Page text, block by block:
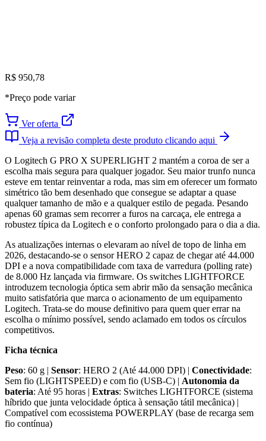
R$ 950,78
*Preço pode variar
Ver oferta
Veja a revisão completa deste produto clicando aqui
O Logitech G PRO X SUPERLIGHT 2 mantém a coroa de ser a
escolha mais segura para qualquer jogador. Seu maior trunfo nunca
esteve em tentar reinventar a roda, mas sim em oferecer um formato
simétrico tão bem desenhado que consegue se adaptar a quase
qualquer tamanho de mão e a qualquer estilo de pegada. Pesando
apenas 60 gramas sem recorrer a furos na carcaça, ele entrega a
robustez típica da Logitech e o conforto prolongado para o dia a dia.
As atualizações internas o elevaram ao nível de topo de linha em
2026, destacando-se o sensor HERO 2 capaz de chegar até 44.000
DPI e a nova compatibilidade com taxa de varredura (polling rate)
de 8.000 Hz lançada via firmware. Os switches LIGHTFORCE
introduzem tecnologia óptica sem abrir mão da sensação mecânica
muito satisfatória que marca o acionamento de um equipamento
Logitech. Trata-se do mouse definitivo para quem quer errar na
escolha o mínimo possível, sendo aclamado em todos os círculos
competitivos.
Ficha técnica
Peso: 60 g | Sensor: HERO 2 (Até 44.000 DPI) | Conectividade:
Sem fio (LIGHTSPEED) e com fio (USB-C) | Autonomia da
bateria: Até 95 horas | Extras: Switches LIGHTFORCE (sistema
híbrido que junta velocidade óptica à sensação tátil mecânica) |
Compatível com ecossistema POWERPLAY (base de recarga sem
fio contínua)